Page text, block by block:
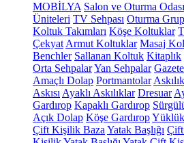
MOBİLYA Salon ve Oturma Odası
Üniteleri TV Sehpası Oturma
Koltuk Takımları Köşe Koltuklar
Çekyat Armut Koltuklar Masaj
Benchler Sallanan Koltuk Kitaplık
Orta SehpalarYan Sehpalar
Amaçlı Dolap Portmantolar
Askısı Ayaklı Askılıklar Dresuar
Gardırop Kapaklı Gardırop
Açık Dolap Köşe GardıropYüklük
Çift Kişilik Baza Yatak Başlığı Çift